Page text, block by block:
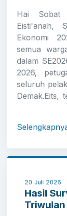
Hai Sobat
Eisti'anah,
Ekonomi
semua
dalam
2026,
seluruh
Demak.Eits,
nantinya
sangat
20 Juli 2026
Hasil
Triwulan